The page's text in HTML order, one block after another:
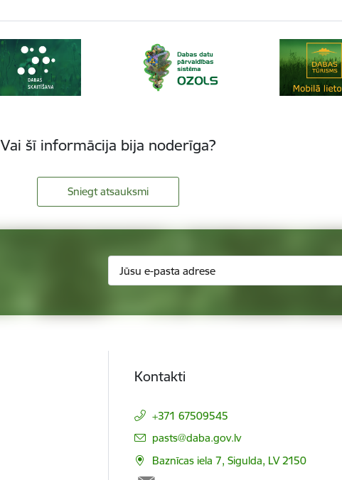
Vai šī informācija bija noderīga?
Sniegt atsauksmi
Kontakti
+371 67509545
E-pasts:
pasts@daba.gov.lv
Baznīcas iela 7, Sigulda, LV 2150